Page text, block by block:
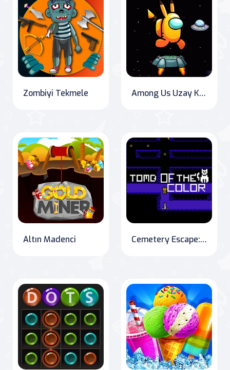
Zombiyi Tekmele Among Us Uzay Koşusu
Altın Madenci Cemetery Escape: The Colorful Adventure of the Cat